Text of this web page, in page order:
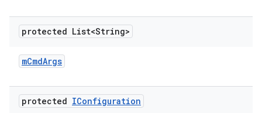
protected List<String>
mCmdArgs
protected IConfiguration